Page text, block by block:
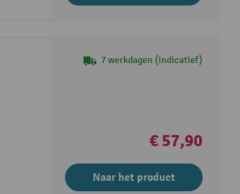
7 werkdagen (indicatief)
€ 57,90
Naar het product